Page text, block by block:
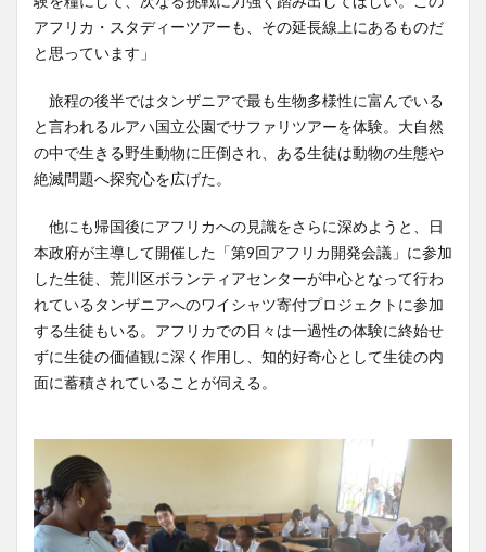
アフリカ・スタディーツアーも、その延長線上にあるものだ
と思っています」
旅程の後半ではタンザニアで最も生物多様性に富んでいる
と言われるルアハ国立公園でサファリツアーを体験。大自然
の中で生きる野生動物に圧倒され、ある生徒は動物の生態や
絶滅問題へ探究心を広げた。
他にも帰国後にアフリカへの見識をさらに深めようと、日
本政府が主導して開催した「第9回アフリカ開発会議」に参加
した生徒、荒川区ボランティアセンターが中心となって行わ
れているタンザニアへのワイシャツ寄付プロジェクトに参加
する生徒もいる。アフリカでの日々は一過性の体験に終始せ
ずに生徒の価値観に深く作用し、知的好奇心として生徒の内
面に蓄積されていることが伺える。